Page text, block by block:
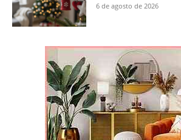
6 de agosto de 2026